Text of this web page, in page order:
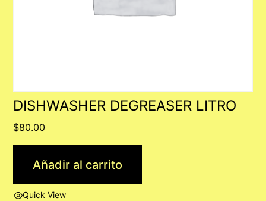
DISHWASHER DEGREASER LITRO
$80.00
Añadir al carrito
Quick View